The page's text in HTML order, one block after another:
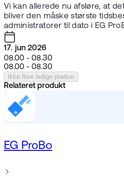
Vi kan allerede nu afsløre, at
bliver den måske største
administratorer til dato i EG
17. jun 2026
08.00 - 08.30
08.00 - 08.30
Ikke flere ledige pladser
Relateret produkt
EG ProBo